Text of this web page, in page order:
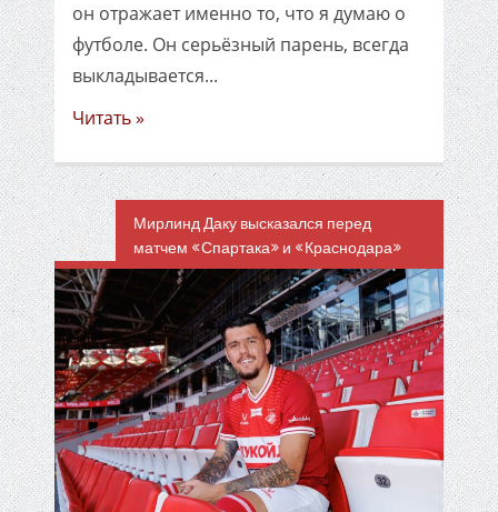
он отражает именно то, что я думаю о
футболе. Он серьёзный парень, всегда
выкладывается...
Читать »
Мирлинд Даку высказался перед
матчем «Спартака» и «Краснодара»